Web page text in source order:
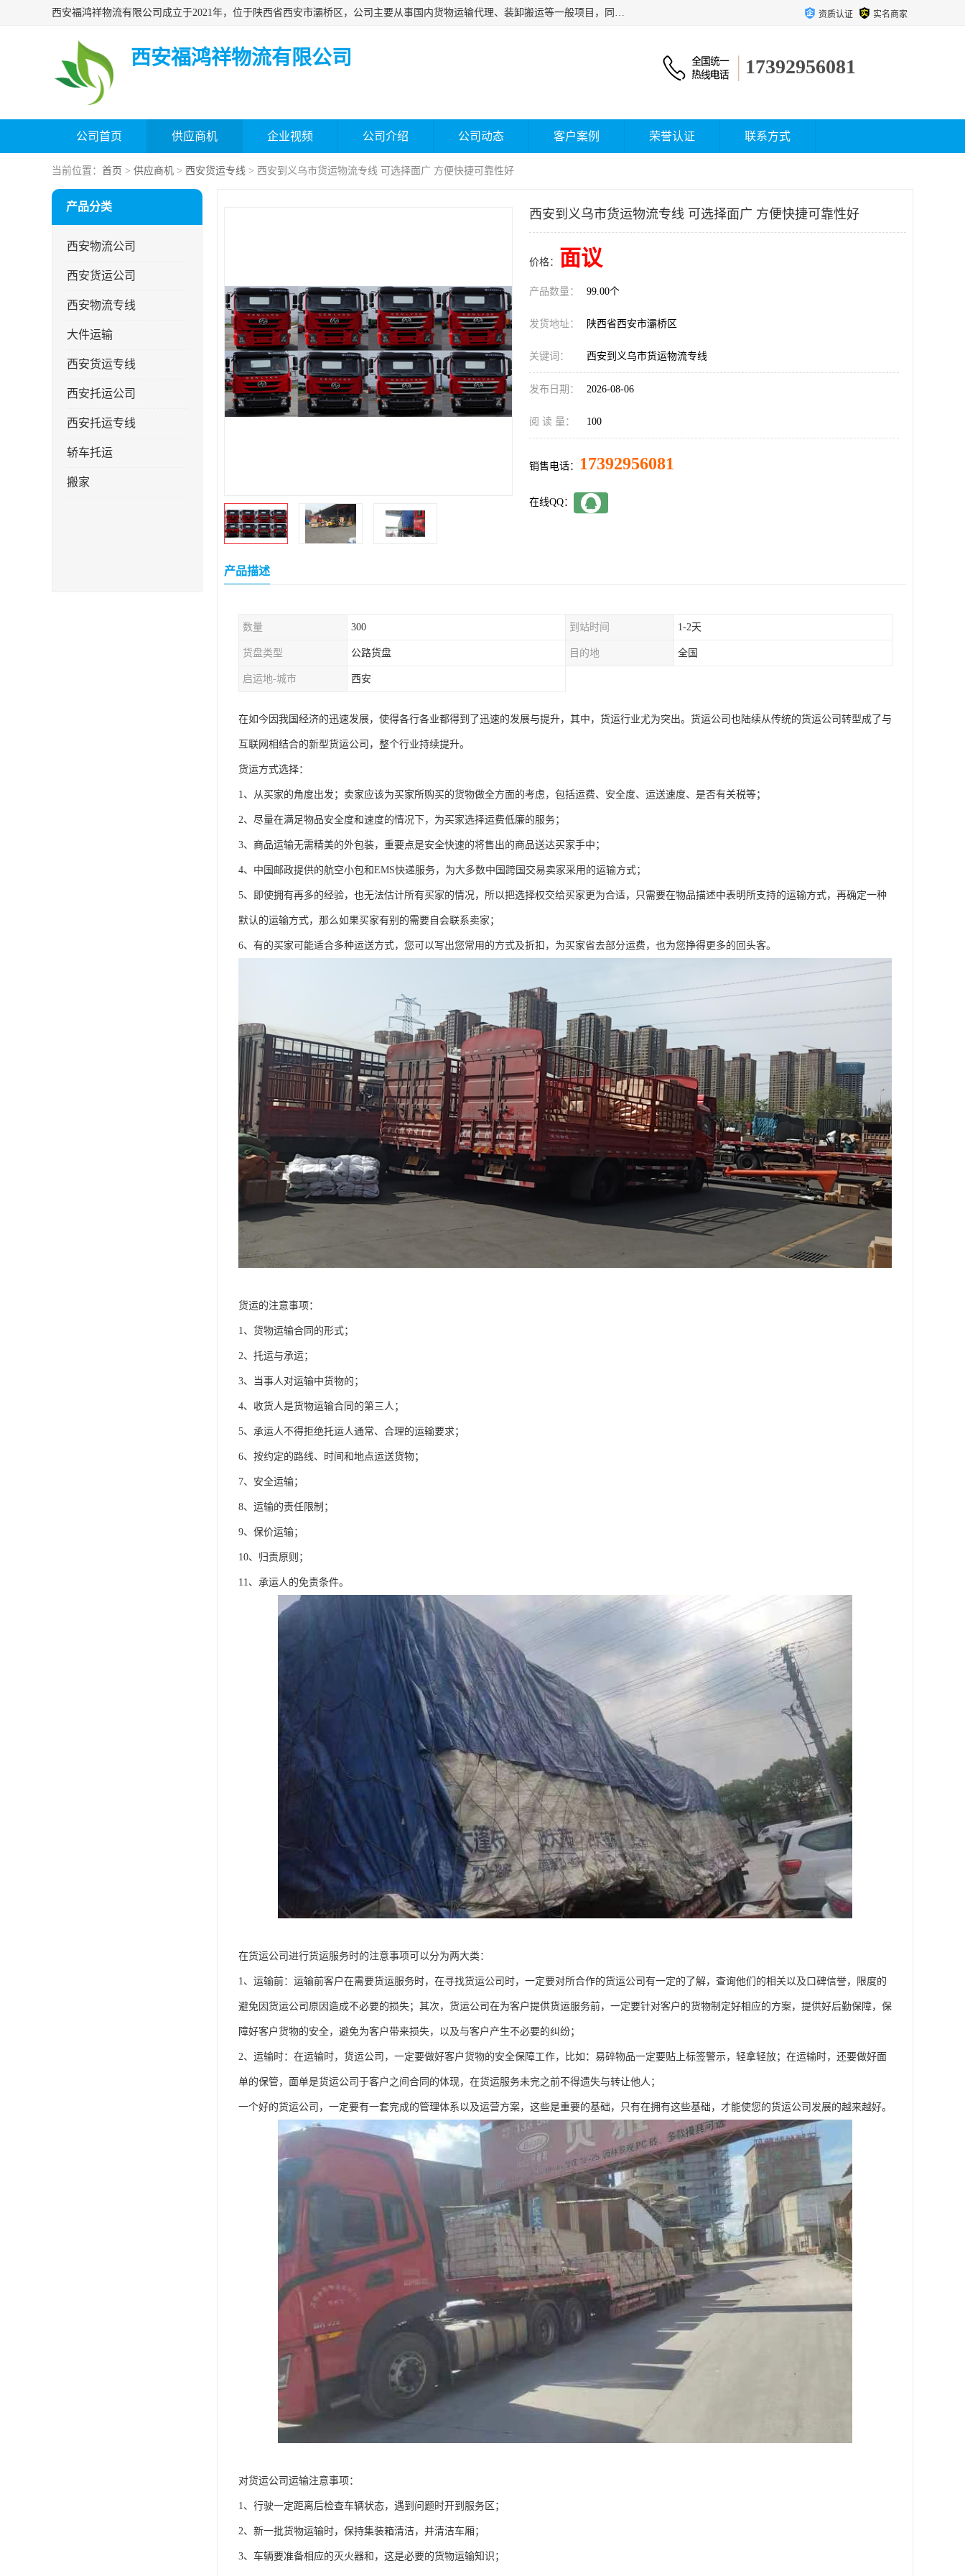
西安福鸿祥物流有限公司成立于2021年，位于陕西省西安市灞桥区，公司主要从事国内货物运输代理、装卸搬运等一般项目，同时具备道路货物运输（不含危险货物）的许可资质。凭借专业的物流服务和*的运输能力，公司致力于为客户提供安全、可靠的物流解决方案，满足多样化的运输需求，助力企业*运营。 资质认证 实名商家
西安福鸿祥物流有限公司 17392956081
公司首页 供应商机 企业视频 公司介绍 公司动态 客户案例 荣誉认证 联系方式
当前位置： 首页 > 供应商机 > 西安货运专线 > 西安到义乌市货运物流专线 可选择面广 方便快捷可靠性好
产品分类
西安物流公司
西安货运公司
西安物流专线
大件运输
西安货运专线
西安托运公司
西安托运专线
轿车托运
搬家
西安到义乌市货运物流专线 可选择面广 方便快捷可靠性好
价格： 面议
产品数量： 99.00个
发货地址： 陕西省西安市灞桥区
关键词： 西安到义乌市货运物流专线
发布日期： 2026-08-06
阅 读 量： 100
销售电话： 17392956081
在线QQ：
产品描述
数量 300 到站时间 1-2天
货盘类型 公路货盘 目的地 全国
启运地-城市 西安
在如今因我国经济的迅速发展，使得各行各业都得到了迅速的发展与提升，其中，货运行业尤为突出。货运公司也陆续从传统的货运公司转型成了与
互联网相结合的新型货运公司，整个行业持续提升。
货运方式选择：
1、从买家的角度出发；卖家应该为买家所购买的货物做全方面的考虑，包括运费、安全度、运送速度、是否有关税等；
2、尽量在满足物品安全度和速度的情况下，为买家选择运费低廉的服务；
3、商品运输无需精美的外包装，重要点是安全快速的将售出的商品送达买家手中；
4、中国邮政提供的航空小包和EMS快递服务，为大多数中国跨国交易卖家采用的运输方式；
5、即使拥有再多的经验，也无法估计所有买家的情况，所以把选择权交给买家更为合适，只需要在物品描述中表明所支持的运输方式，再确定一种
默认的运输方式，那么如果买家有别的需要自会联系卖家；
6、有的买家可能适合多种运送方式，您可以写出您常用的方式及折扣，为买家省去部分运费，也为您挣得更多的回头客。
货运的注意事项：
1、货物运输合同的形式；
2、托运与承运；
3、当事人对运输中货物的；
4、收货人是货物运输合同的第三人；
5、承运人不得拒绝托运人通常、合理的运输要求；
6、按约定的路线、时间和地点运送货物；
7、安全运输；
8、运输的责任限制；
9、保价运输；
10、归责原则；
11、承运人的免责条件。
在货运公司进行货运服务时的注意事项可以分为两大类：
1、运输前：运输前客户在需要货运服务时，在寻找货运公司时，一定要对所合作的货运公司有一定的了解，查询他们的相关以及口碑信誉，限度的
避免因货运公司原因造成不必要的损失；其次，货运公司在为客户提供货运服务前，一定要针对客户的货物制定好相应的方案，提供好后勤保障，保
障好客户货物的安全，避免为客户带来损失，以及与客户产生不必要的纠纷；
2、运输时：在运输时，货运公司，一定要做好客户货物的安全保障工作，比如：易碎物品一定要贴上标签警示，轻拿轻放；在运输时，还要做好面
单的保管，面单是货运公司于客户之间合同的体现，在货运服务未完之前不得遗失与转让他人；
一个好的货运公司，一定要有一套完成的管理体系以及运营方案，这些是重要的基础，只有在拥有这些基础，才能使您的货运公司发展的越来越好。
对货运公司运输注意事项：
1、行驶一定距离后检查车辆状态，遇到问题时开到服务区；
2、新一批货物运输时，保持集装箱清洁，并清洁车厢；
3、车辆要准备相应的灭火器和，这是必要的货物运输知识；